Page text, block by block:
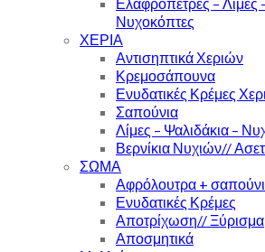
Νυχοκόπτες
ΧΕΡΙΑ
Αντισηπτικά Χεριών
Κρεμοσάπουνα
Ενυδατικές Κρέμες
Σαπούνια
Λίμες – Ψαλιδάκια –
Βερνίκια Νυχιών//
ΣΩΜΑ
Αφρόλουτρα +
Ενυδατικές Κρέμες
Αποτρίχωση// Ξύρισμα
Αποσμητικά